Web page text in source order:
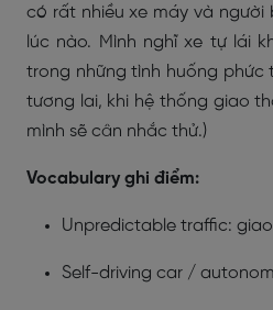
có rất nhiều xe máy và
lúc nào. Mình nghĩ xe tự lái
trong những tình huống phức
tương lai, khi hệ thống giao
mình sẽ cân nhắc thử.)
Vocabulary ghi điểm:
Unpredictable traffic:
Self-driving car /